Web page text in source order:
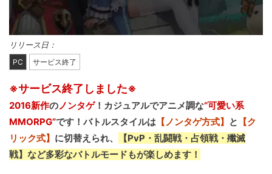
リリース日：
PC サービス終了
※サービス終了しました※
2016新作のノンタゲ！カジュアルでアニメ調な“可愛い系
MMORPG”です！ バトルスタイルは 【ノンタゲ方式】 と
【ク
リック式】 に切替えられ、
【PvP・乱闘戦・占領戦・殲滅
戦】など多彩なバトルモードもが楽しめます！